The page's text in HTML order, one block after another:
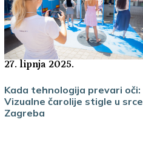
27. lipnja 2025.
Kada tehnologija prevari oči:
Vizualne čarolije stigle u srce
Zagreba